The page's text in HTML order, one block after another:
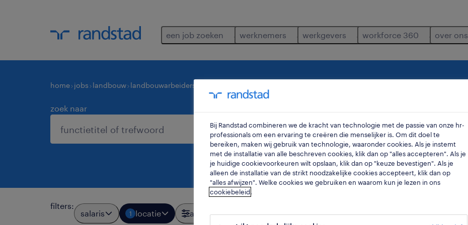
een job zoeken werknemers werkgevers workforce 360 over ons
home jobs landbouw landbouwarbeiders
zoek naar
filters:
salaris 1 locatie alle filters 4
Bij Randstad combineren we de kracht van technologie met de passie van onze hr-
professionals om een ervaring te creëren die menselijker is. Om dit doel te
bereiken, maken wij gebruik van technologie, waaronder cookies. Als je instemt
met de installatie van alle beschreven cookies, klik dan op "alles accepteren". Als je
je huidige cookievoorkeuren wilt opslaan, klik dan op "keuze bevestigen". Als je
alleen de installatie van de strikt noodzakelijke cookies accepteert, klik dan op
"alles afwijzen". Welke cookies we gebruiken en waarom kun je lezen in ons
cookiebeleid.